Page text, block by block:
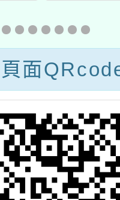
期線
動簡
頁面